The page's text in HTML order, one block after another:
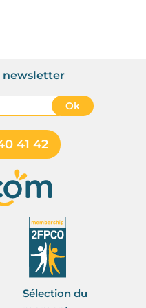
41 42
newsletter
Ok
Sélection du